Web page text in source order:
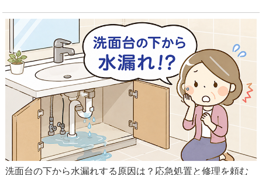
洗面台の下から水漏れする原因は？応急処置と修理を頼む